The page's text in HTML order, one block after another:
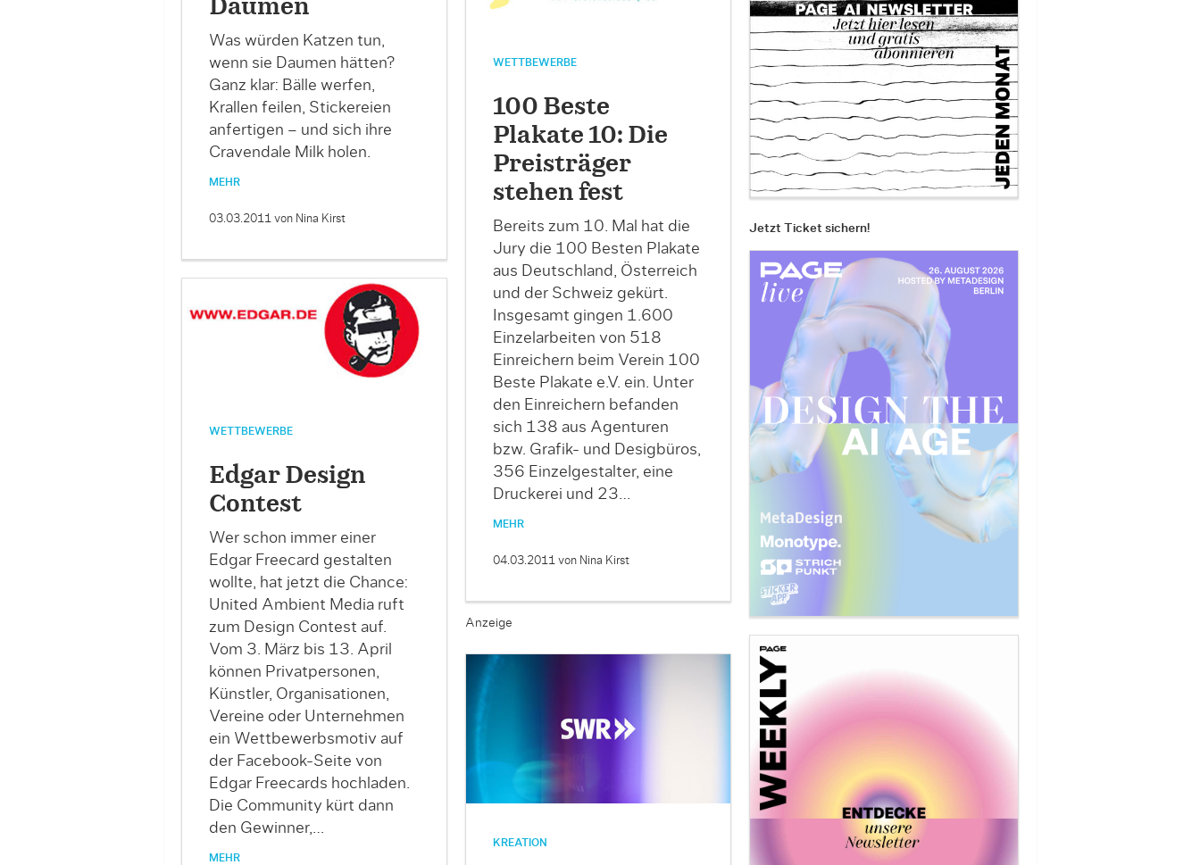
WETTBEWERBE
100 Beste
Plakate 10: Die
Preisträger
stehen fest
Bereits zum 10. Mal hat die
Jury die 100 Besten Plakate
aus Deutschland, Österreich
und der Schweiz gekürt.
Insgesamt gingen 1.600
Einzelarbeiten von 518
Einreichern beim Verein 100
Beste Plakate e.V. ein. Unter
den Einreichern befanden
sich 138 aus Agenturen
bzw. Grafik- und Desigbüros,
356 Einzelgestalter, eine
Druckerei und 23…
MEHR
04.03.2011 von Nina Kirst
Daumen
Was würden Katzen tun,
wenn sie Daumen hätten?
Ganz klar: Bälle werfen,
Krallen feilen, Stickereien
anfertigen – und sich ihre
Cravendale Milk holen.
MEHR
03.03.2011 von Nina Kirst
Anzeige
WETTBEWERBE
Edgar Design
Contest
Wer schon immer einer
Edgar Freecard gestalten
wollte, hat jetzt die Chance:
United Ambient Media ruft
zum Design Contest auf.
Vom 3. März bis 13. April
können Privatpersonen,
Künstler, Organisationen,
Vereine oder Unternehmen
ein Wettbewerbsmotiv auf
der Facebook-Seite von
Edgar Freecards hochladen.
Die Community kürt dann
den Gewinner,…
MEHR
KREATION
Jetzt Ticket sichern!